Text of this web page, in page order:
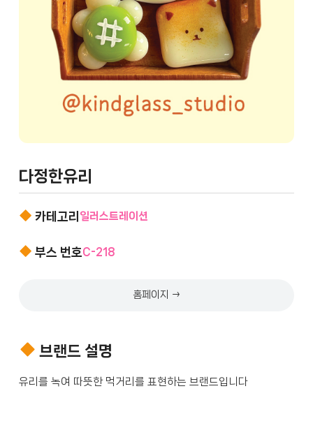
다정한유리
카테고리 일러스트레이션
부스 번호C-218
홈페이지 →
브랜드 설명
유리를 녹여 따뜻한 먹거리를 표현하는 브랜드입니다